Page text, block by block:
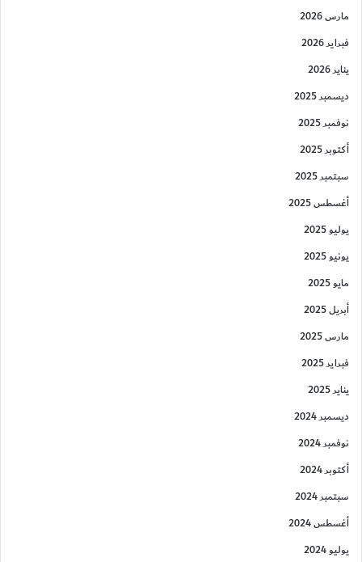
مارس 2026
فبراير 2026
يناير 2026
ديسمبر 2025
نوفمبر 2025
أكتوبر 2025
سبتمبر 2025
أغسطس 2025
يوليو 2025
يونيو 2025
مايو 2025
أبريل 2025
مارس 2025
فبراير 2025
يناير 2025
ديسمبر 2024
نوفمبر 2024
أكتوبر 2024
سبتمبر 2024
أغسطس 2024
يوليو 2024